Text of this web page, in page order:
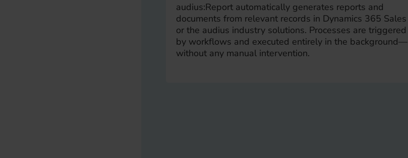
audius:Report automatically generates reports and
documents from relevant records in Dynamics 365 Sales
or the audius industry solutions. Processes are triggered
by workflows and executed entirely in the background—
without any manual intervention.